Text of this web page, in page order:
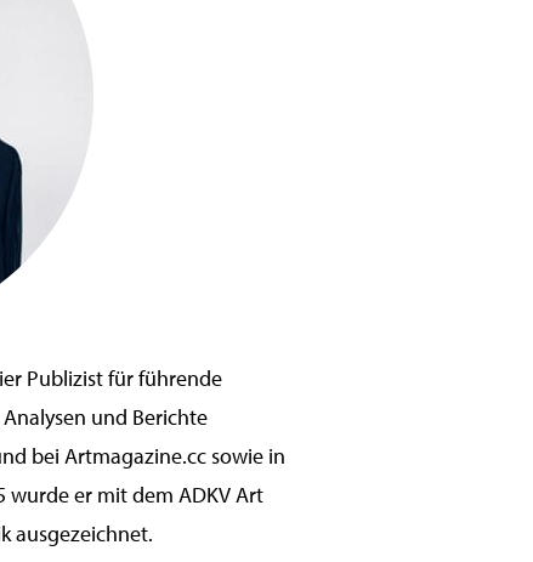
Publizist für führende
und Berichte
bei Artmagazine.cc sowie in
wurde er mit dem ADKV Art
ausgezeichnet.